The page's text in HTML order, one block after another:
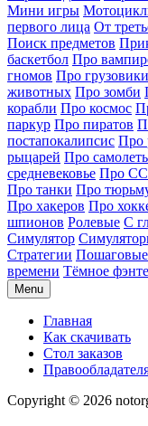
Мини игры
первого лица От
Поиск предметов
баскетбол Про
гномов Про грузовики
животных Про зомби
корабли Про космос
паркур Про пиратов
постапокалипсис Про
рыцарей Про
средневековье Про
Про танки Про
Про хакеров Про
шпионов Ролевые С
Симулятор
Стратегии Пошаговые
времени Тёмное
Menu
Главная
Как скачивать
Стол заказов
Copyright © 2026